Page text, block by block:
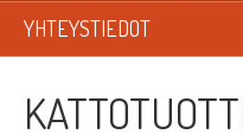
LISTAT
YHTEYSTIEDOT